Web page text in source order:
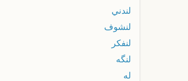
لندني
لنشوف
لنفكر
لنگه
له